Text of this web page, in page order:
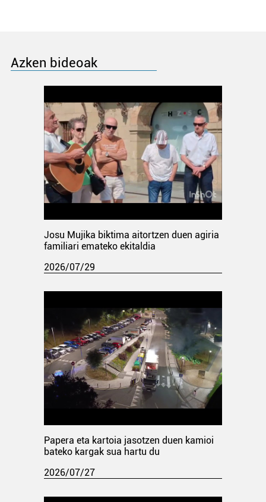
Azken bideoak
Josu Mujika biktima aitortzen duen agiria
familiari emateko ekitaldia
2026/07/29
Papera eta kartoia jasotzen duen kamioi
bateko kargak sua hartu du
2026/07/27